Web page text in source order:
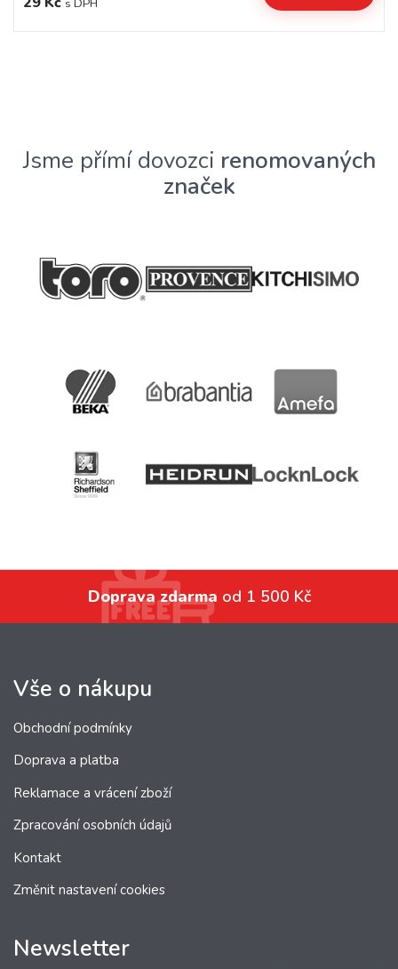
s DPH
Jsme přímí dovozci renomovaných
značek
Doprava zdarma od 1 500 Kč
Vše o nákupu
Obchodní podmínky
Doprava a platba
Reklamace a vrácení zboží
Zpracování osobních údajů
Kontakt
Změnit nastavení cookies
Newsletter